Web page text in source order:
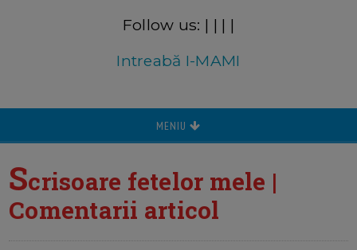
Follow us: | | | |
Intreabă I-MAMI
MENIU
Scrisoare fetelor mele |
Comentarii articol